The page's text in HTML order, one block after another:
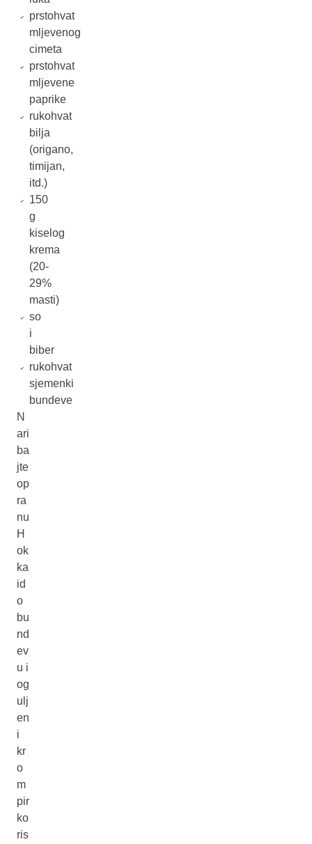
prstohvat
mljevenog
cimeta
prstohvat
mljevene
paprike
rukohvat
bilja
(origano,
timijan,
itd.)
150
g
kiselog
krema
(20-
29%
masti)
so
i
biber
rukohvat
sjemenki
bundeve
N
ari
ba
jte
op
ra
nu
H
ok
ka
id
o
bu
nd
ev
u i
og
ulj
en
i
kr
o
m
pir
ko
ris